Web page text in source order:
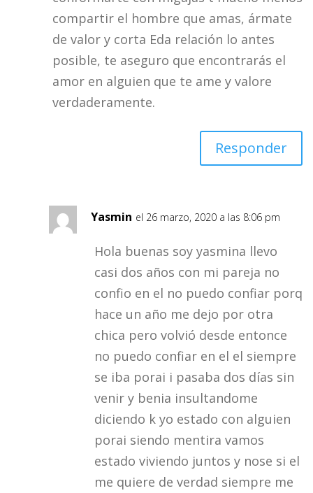
compartir el hombre que amas, ármate
de valor y corta Eda relación lo antes
posible, te aseguro que encontrarás el
amor en alguien que te ame y valore
verdaderamente.
Responder
Yasmin el 26 marzo, 2020 a las 8:06 pm
Hola buenas soy yasmina llevo
casi dos años con mi pareja no
confio en el no puedo confiar porq
hace un año me dejo por otra
chica pero volvió desde entonce
no puedo confiar en el el siempre
se iba porai i pasaba dos días sin
venir y benia insultandome
diciendo k yo estado con alguien
porai siendo mentira vamos
estado viviendo juntos y nose si el
me quiere de verdad siempre me